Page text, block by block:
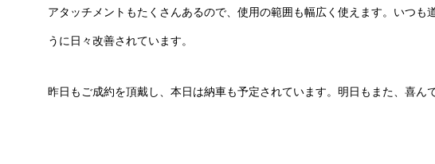
アタッチメントもたくさんあるので、使用の範囲も幅広く使えます。いつも
うに日々改善されています。
昨日もご成約を頂戴し、本日は納車も予定されています。明日もまた、喜ん